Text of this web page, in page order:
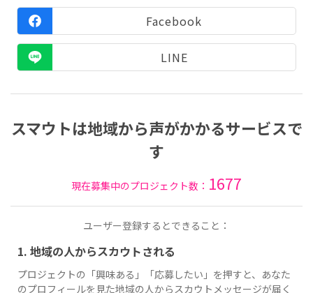
Facebook
LINE
スマウトは地域から声がかかるサービスで
す
現在募集中のプロジェクト数： 1677
ユーザー登録するとできること：
1. 地域の人からスカウトされる
プロジェクトの「興味ある」「応募したい」を押すと、あなた
のプロフィールを見た地域の人からスカウトメッセージが届く